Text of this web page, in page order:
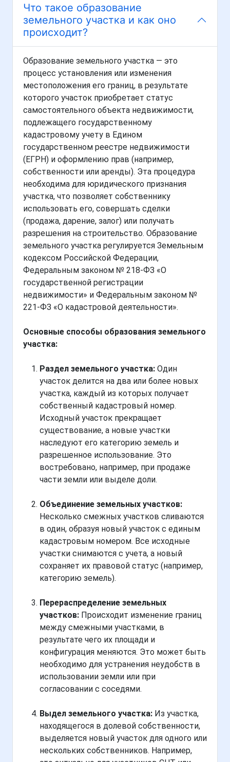
Что такое образование
земельного участка и как оно
происходит?
Образование земельного участка — это
процесс установления или изменения
местоположения его границ, в результате
которого участок приобретает статус
самостоятельного объекта недвижимости,
подлежащего государственному
кадастровому учету в Едином
государственном реестре недвижимости
(ЕГРН) и оформлению прав (например,
собственности или аренды). Эта процедура
необходима для юридического признания
участка, что позволяет собственнику
использовать его, совершать сделки
(продажа, дарение, залог) или получать
разрешения на строительство. Образование
земельного участка регулируется Земельным
кодексом Российской Федерации,
Федеральным законом № 218-ФЗ «О
государственной регистрации
недвижимости» и Федеральным законом №
221-ФЗ «О кадастровой деятельности».
Основные способы образования земельного
участка:
Раздел земельного участка: Один
участок делится на два или более новых
участка, каждый из которых получает
собственный кадастровый номер.
Исходный участок прекращает
существование, а новые участки
наследуют его категорию земель и
разрешенное использование. Это
востребовано, например, при продаже
части земли или выделе доли.
Объединение земельных участков:
Несколько смежных участков сливаются
в один, образуя новый участок с единым
кадастровым номером. Все исходные
участки снимаются с учета, а новый
сохраняет их правовой статус (например,
категорию земель).
Перераспределение земельных
участков: Происходит изменение границ
между смежными участками, в
результате чего их площади и
конфигурация меняются. Это может быть
необходимо для устранения неудобств в
использовании земли или при
согласовании с соседями.
Выдел земельного участка: Из участка,
находящегося в долевой собственности,
выделяется новый участок для одного или
нескольких собственников. Например,